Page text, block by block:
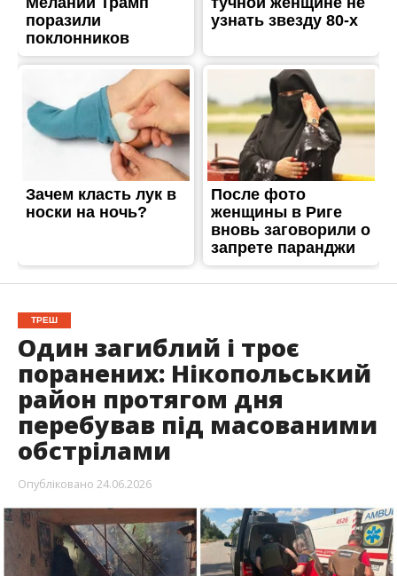
Один загиблий і троє
поранених: Нікопольський
район протягом дня
перебував під масованими
обстрілами
Протягом дня російські війська не припиняли
атакувати населені пункти Нікопольського
району. Під ворожим вогнем опинилися
Нікополь, а також Покровська,